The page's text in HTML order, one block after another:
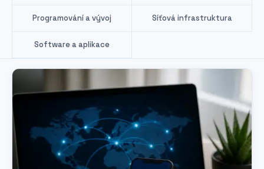
Programování a vývoj Síťová infrastruktura
Software a aplikace